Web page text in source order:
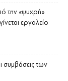
την «ψυχρή»
εργαλείο
συμβάσεις των